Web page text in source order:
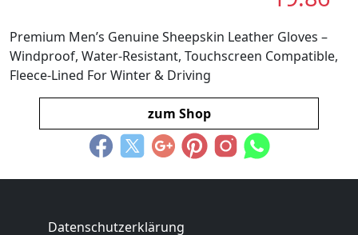
Premium Men’s Genuine Sheepskin Leather Gloves –
Windproof, Water-Resistant, Touchscreen Compatible,
Fleece-Lined For Winter & Driving​
zum Shop
Datenschutzerklärung